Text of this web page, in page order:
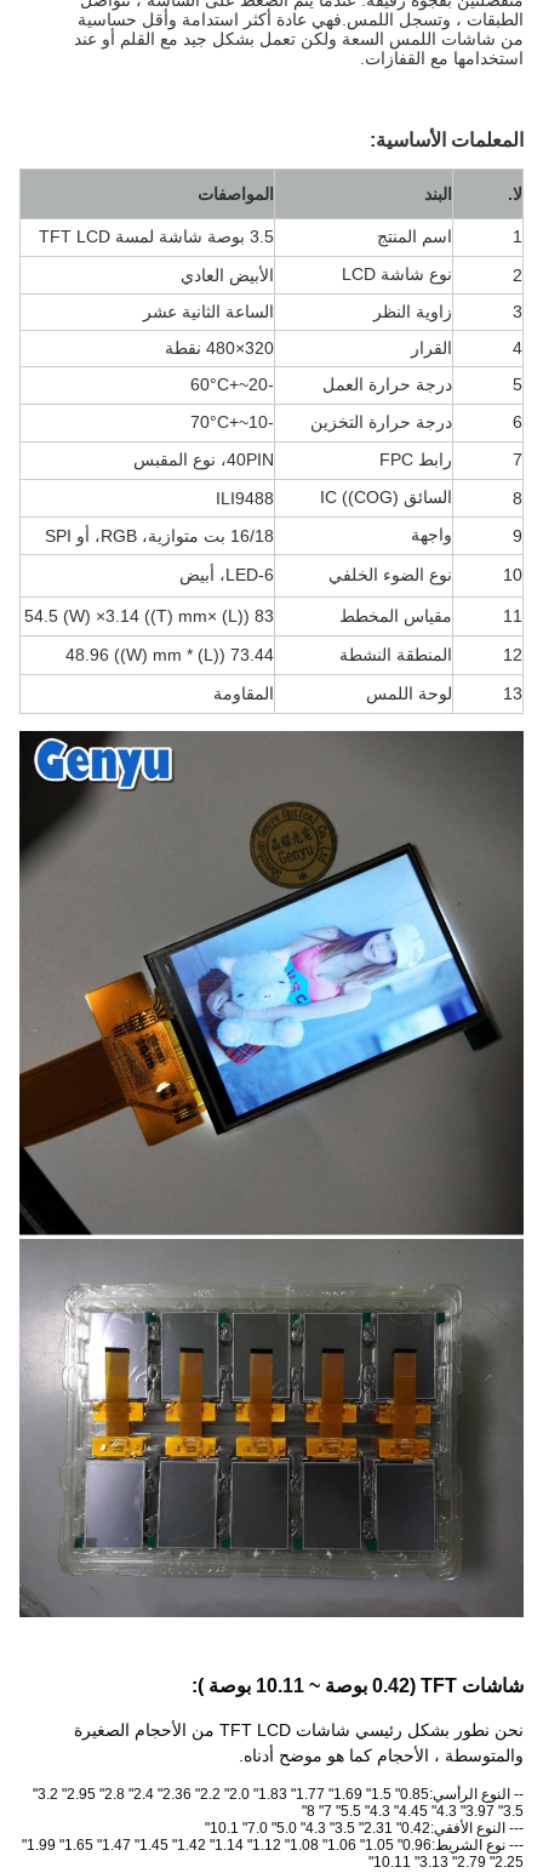
الطبقات ، وتسجل اللمس.فهي عادة أكثر استدامة وأقل حساسية
من شاشات اللمس السعة ولكن تعمل بشكل جيد مع القلم أو عند
استخدامها مع القفازات.
المعلمات الأساسية:
لا. البند المواصفات
1 اسم المنتج
3.5 بوصة شاشة لمسة TFT LCD
2
نوع شاشة LCD
الأبيض العادي
3
زاوية النظر
الساعة الثانية عشر
4
القرار
320×480 نقطة
5
درجة حرارة العمل -20~+60
°C
6
درجة حرارة التخزين -10~+70
°C
7
رابط FPC
40PIN، نوع المقبس
8
السائق IC ((COG)
ILI9488
9
واجهة
16/18 بت متوازية، RGB، أو SPI
10
نوع الضوء الخلفي 6-LED، أبيض
11 مقياس المخطط
83 ((L) ×54.5 (W) ×3.14 ((T) mm
12
المنطقة النشطة
73.44 ((L) * 48.96 ((W) mm
13
لوحة اللمس المقاومة
شاشات TFT (0.42 بوصة ~ 10.11 بوصة ):
نحن نطور بشكل رئيسي شاشات TFT LCD من الأحجام الصغيرة
والمتوسطة ، الأحجام كما هو موضح أدناه.
-- النوع الرأسي:
0.85" 1.5" 1.69" 1.77" 1.83" 2.0" 2.2" 2.36" 2.4" 2.8" 2.95" 3.2"
3.5" 3.97" 4.3" 4.45" 4.3" 5.5" 7" 8"
--- النوع الأفقي:0.42" 2.31" 3.5" 4.3" 5.0" 7.0" 10.1"
--- نوع الشريط:
0.96" 1.05" 1.06" 1.08" 1.12" 1.14" 1.42" 1.45" 1.47" 1.65" 1.99"
2.25" 2.79" 3.13" 10.11"